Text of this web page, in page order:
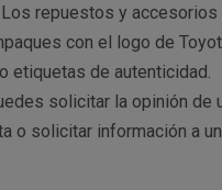
repuestos y accesorios
con el logo de
etiquetas de autenticidad.
solicitar la opinión de
o solicitar información a